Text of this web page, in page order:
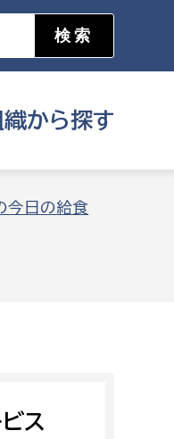
から探す
今日の給食
ス